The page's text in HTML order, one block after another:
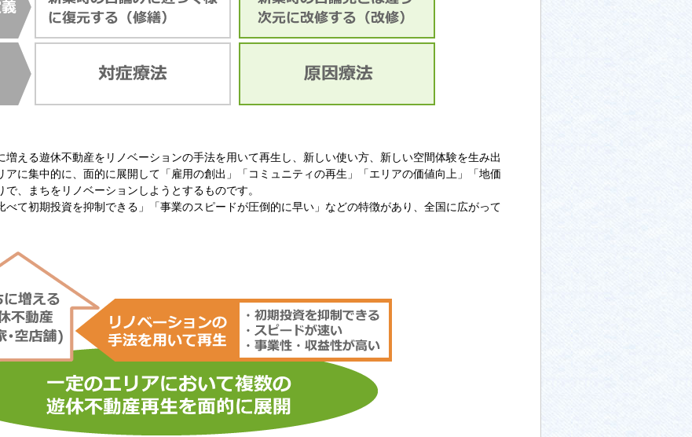
増える遊休不動産をリノベーションの手法を用いて再生し、新しい使い方、新しい空間体験を生み出
に集中的に、面的に展開して「雇用の創出」「コミュニティの再生」「エリアの価値向上」「地価
、まちをリノベーションしようとするものです。
て初期投資を抑制できる」「事業のスピードが圧倒的に早い」などの特徴があり、全国に広がって